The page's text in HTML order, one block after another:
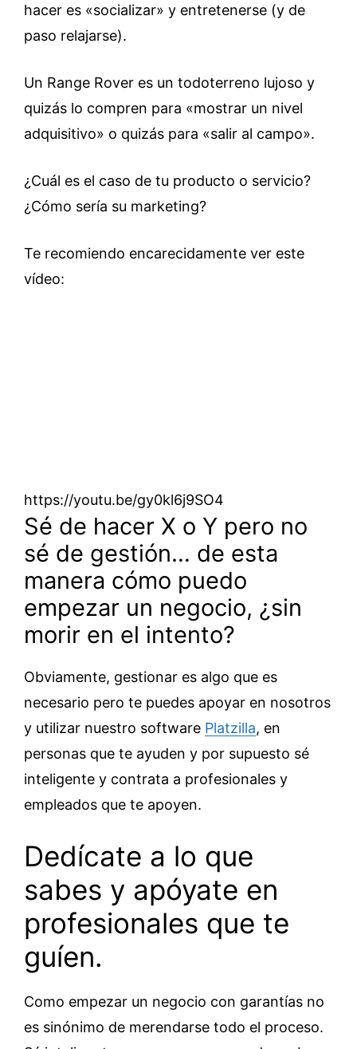
hacer es «socializar» y entretenerse (y de
paso relajarse).
Un Range Rover es un todoterreno lujoso y
quizás lo compren para «mostrar un nivel
adquisitivo» o quizás para «salir al campo».
¿Cuál es el caso de tu producto o servicio?
¿Cómo sería su marketing?
Te recomiendo encarecidamente ver este
vídeo:
https://youtu.be/gy0kl6j9SO4
Sé de hacer X o Y pero no
sé de gestión… de esta
manera cómo puedo
empezar un negocio, ¿sin
morir en el intento?
Obviamente, gestionar es algo que es
necesario pero te puedes apoyar en nosotros
y utilizar nuestro software Platzilla, en
personas que te ayuden y por supuesto sé
inteligente y contrata a profesionales y
empleados que te apoyen.
Dedícate a lo que
sabes y apóyate en
profesionales que te
guíen.
Como empezar un negocio con garantías no
es sinónimo de merendarse todo el proceso.